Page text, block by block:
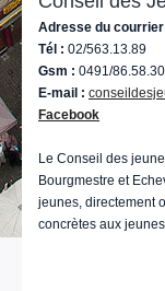
Adresse du courrier
Tél : 02/563.13.89
Gsm : 0491/86.58.30
E-mail :
Facebook
Le Conseil des
Bourgmestre et
jeunes, directement
concrètes aux